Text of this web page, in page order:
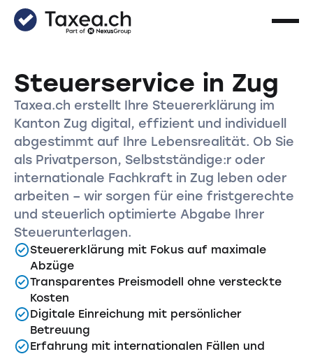
Steuerservice in Zug
Taxea.ch erstellt Ihre Steuererklärung im
Kanton Zug digital, effizient und individuell
abgestimmt auf Ihre Lebensrealität. Ob Sie
als Privatperson, Selbstständige:r oder
internationale Fachkraft in Zug leben oder
arbeiten – wir sorgen für eine fristgerechte
und steuerlich optimierte Abgabe Ihrer
Steuerunterlagen.
Steuererklärung mit Fokus auf maximale
Abzüge
Transparentes Preismodell ohne versteckte
Kosten
Digitale Einreichung mit persönlicher
Betreuung
Erfahrung mit internationalen Fällen und